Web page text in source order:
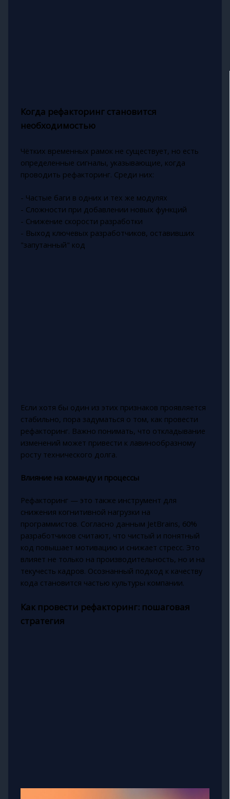
Когда рефакторинг становится
необходимостью
Чётких временных рамок не существует, но есть
определенные сигналы, указывающие, когда
проводить рефакторинг. Среди них:
- Частые баги в одних и тех же модулях
- Сложности при добавлении новых функций
- Снижение скорости разработки
- Выход ключевых разработчиков, оставивших
"запутанный" код
Если хотя бы один из этих признаков проявляется
стабильно, пора задуматься о том, как провести
рефакторинг. Важно понимать, что откладывание
изменений может привести к лавинообразному
росту технического долга.
Влияние на команду и процессы
Рефакторинг — это также инструмент для
снижения когнитивной нагрузки на
программистов. Согласно данным JetBrains, 60%
разработчиков считают, что чистый и понятный
код повышает мотивацию и снижает стресс. Это
влияет не только на производительность, но и на
текучесть кадров. Осознанный подход к качеству
кода становится частью культуры компании.
Как провести рефакторинг: пошаговая
стратегия